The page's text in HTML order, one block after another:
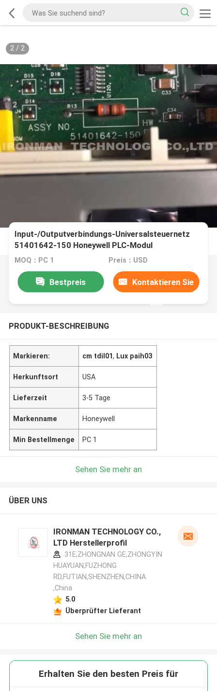
2/ 2
Input-/Outputverbindungs-Universalsteuernetz
51401642-150 Honeywell PLC-Modul
MOQ：PC 1 Preis：USD
Bestpreis Kontaktieren Sie
uns
PRODUKT-BESCHREIBUNG
Markieren: cm tdil01, Lux paih03
Herkunftsort USA
Lieferzeit 3-5 Tage
Markenname Honeywell
Min Bestellmenge PC 1
Sehen Sie mehr an
ÜBER UNS
IRONMAN TECHNOLOGY CO.,
LTD Herstellerprofil
31E,ZHONGNAN GE,ZHONGYIN
HUAYUAN,FUZHONG
RD,FUTIAN,SHENZHEN,CHINA
,China
5.0
Überprüfter Lieferant
Sehen Sie mehr an
Erhalten Sie den besten Preis für